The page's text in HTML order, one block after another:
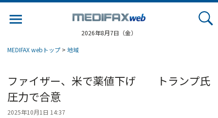
2026年8月7日（金）
MEDIFAX webトップ > 地域
ファイザー、米で薬値下げ トランプ氏
圧力で合意
2025年10月1日 14:37